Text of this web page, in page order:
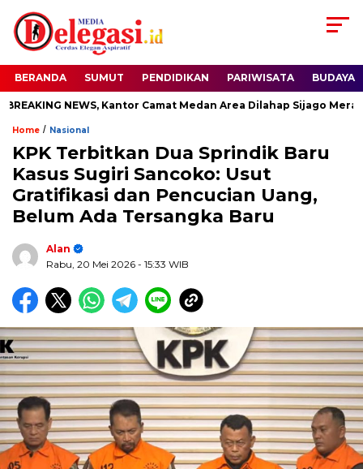
BERANDA SUMUT PENDIDIKAN PARIWISATA BUDAYA
NEWS, Kantor Camat Medan Area Dilahap Sijago Merah
Home / Nasional
KPK Terbitkan Dua Sprindik Baru
Kasus Sugiri Sancoko: Usut
Gratifikasi dan Pencucian Uang,
Belum Ada Tersangka Baru
Alan
Rabu, 20 Mei 2026 - 15:33 WIB